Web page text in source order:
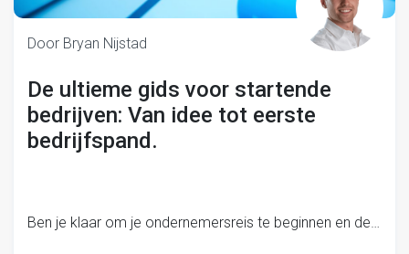
Door Bryan Nijstad
De ultieme gids voor startende
bedrijven: Van idee tot eerste
bedrijfspand.
Ben je klaar om je ondernemersreis te beginnen en de…